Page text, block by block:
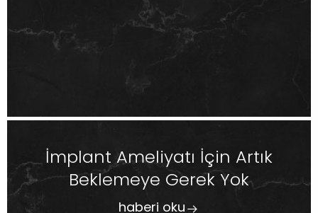
İmplant Ameliyatı İçin Artık
Beklemeye Gerek Yok
haberi oku